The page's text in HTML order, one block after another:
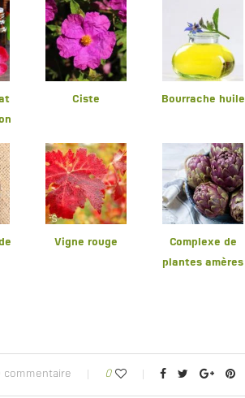
Ciste Bourrache huile
Vigne rouge
Complexe de
plantes amères
commentaire 0